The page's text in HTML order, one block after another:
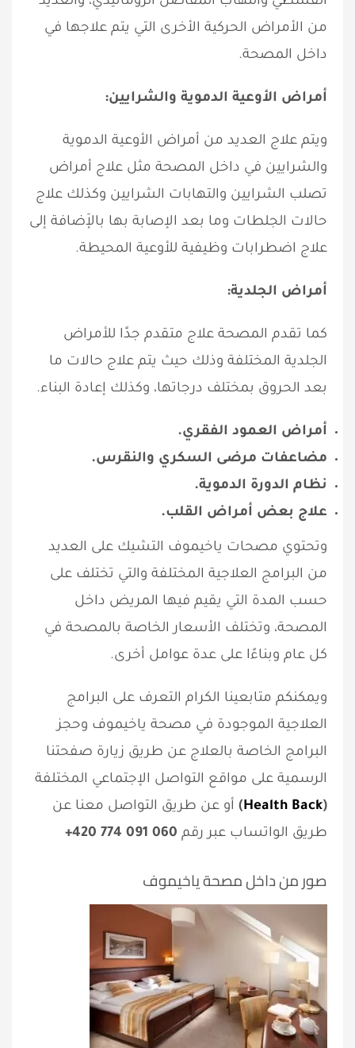
من الأمراض الحركية الأخرى التي يتم علاجها في
داخل المصحة.
أمراض الأوعية الدموية والشرايين:
ويتم علاج العديد من أمراض الأوعية الدموية
والشرايين في داخل المصحة مثل علاج أمراض
تصلب الشرايين والتهابات الشرايين وكذلك علاج
حالات الجلطات وما بعد الإصابة بها بالإَضافة إلى
علاج اضطرابات وظيفية للأوعية المحيطة.
أمراض الجلدية:
كما تقدم المصحة علاج متقدم جدًا للأمراض
الجلدية المختلفة وذلك حيث يتم علاج حالات ما
بعد الحروق بمختلف درجاتها، وكذلك إعادة البناء.
أمراض العمود الفقري.
مضاعفات مرضى السكري والنقرس.
نظام الدورة الدموية.
علاج بعض أمراض القلب.
وتحتوي مصحات ياخيموف التشيك على العديد
من البرامج العلاجية المختلفة والتي تختلف على
حسب المدة التي يقيم فيها المريض داخل
المصحة، وتختلف الأسعار الخاصة بالمصحة في
كل عام وبناءًا على عدة عوامل أخرى.
ويمكنكم متابعينا الكرام التعرف على البرامج
العلاجية الموجودة في مصحة ياخيموف وحجز
البرامج الخاصة بالعلاج عن طريق زيارة صفحتنا
الرسمية على مواقع التواصل الإجتماعي المختلفة
(
Health Back
) أو عن طريق التواصل معنا عن
طريق الواتساب عبر رقم 060 091 774 420+
صور من داخل مصحة ياخيموف